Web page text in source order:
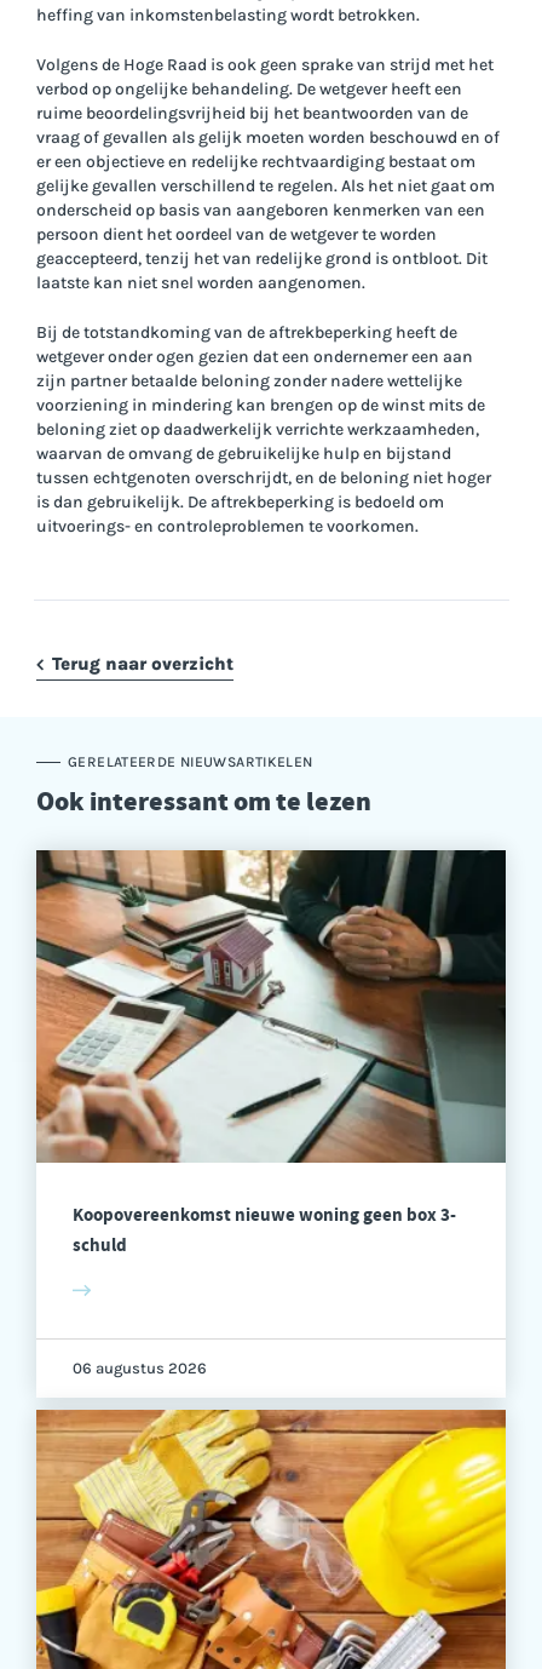
heffing van inkomstenbelasting wordt betrokken.
Volgens de Hoge Raad is ook geen sprake van strijd met het
verbod op ongelijke behandeling. De wetgever heeft een
ruime beoordelingsvrijheid bij het beantwoorden van de
vraag of gevallen als gelijk moeten worden beschouwd en of
er een objectieve en redelijke rechtvaardiging bestaat om
gelijke gevallen verschillend te regelen. Als het niet gaat om
onderscheid op basis van aangeboren kenmerken van een
persoon dient het oordeel van de wetgever te worden
geaccepteerd, tenzij het van redelijke grond is ontbloot. Dit
laatste kan niet snel worden aangenomen.
Bij de totstandkoming van de aftrekbeperking heeft de
wetgever onder ogen gezien dat een ondernemer een aan
zijn partner betaalde beloning zonder nadere wettelijke
voorziening in mindering kan brengen op de winst mits de
beloning ziet op daadwerkelijk verrichte werkzaamheden,
waarvan de omvang de gebruikelijke hulp en bijstand
tussen echtgenoten overschrijdt, en de beloning niet hoger
is dan gebruikelijk. De aftrekbeperking is bedoeld om
uitvoerings- en controleproblemen te voorkomen.
Terug naar overzicht
GERELATEERDE NIEUWSARTIKELEN
Ook interessant om te lezen
Koopovereenkomst nieuwe woning geen box 3-
schuld
06 augustus 2026